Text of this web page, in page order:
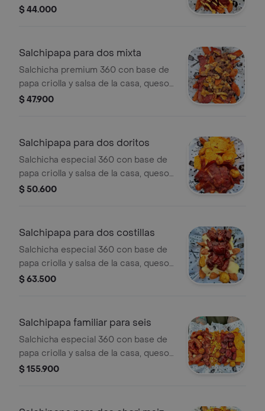
mozarella fundido, mucha tocineta
$ 44.000
Salchipapa para dos mixta
Salchicha premium 360 con base de
papa criolla y salsa de la casa, queso
mozarella fundido, jamón, carne y
$ 47.900
Salchipapa para dos doritos
Salchicha especial 360 con base de
papa criolla y salsa de la casa, queso
mozarella fundido, doritos mega
$ 50.600
Salchipapa para dos costillas
Salchicha especial 360 con base de
papa criolla y salsa de la casa, queso
mozarella fundido, 500g de costillas
$ 63.500
Salchipapa familiar para seis
Salchicha especial 360 con base de
papa criolla y salsa de la casa, queso
mozarella fundido, 500g de costillas
maduro y 8 piezas de alitas bañadas
$ 155.900